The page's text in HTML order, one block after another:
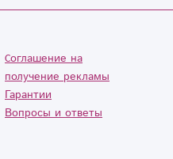
Cоглашение на
получение рекламы
Гарантии
Вопросы и ответы